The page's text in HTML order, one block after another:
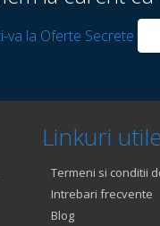
va la Oferte Secrete
Linkuri utile
Termeni si conditii
Intrebari frecvente
Blog